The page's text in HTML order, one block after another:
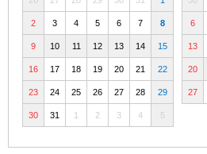
2 3 4 5 6 7 8
9 10 11 12 13 14 15
16 17 18 19 20 21 22
23 24 25 26 27 28 29
30 31 1 2 3 4 5
6
13
20
27